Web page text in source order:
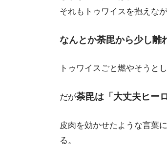
それもトゥワイスを抱えなが
なんとか荼毘から少し離
トゥワイスごと燃やそうと
だが荼毘は「大丈夫ヒー
皮肉を効かせたような言葉
る。